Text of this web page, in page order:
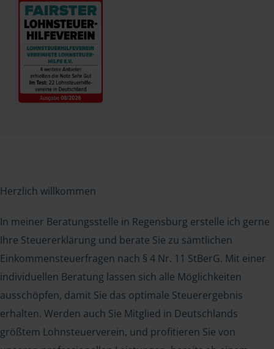
Herzlich willkommen
In meiner Beratungsstelle in Regensburg erstelle ich gerne
Ihre Steuererklärung und berate Sie zu sämtlichen
Einkommensteuerfragen nach § 4 Nr. 11 StBerG. Mit einer
individuellen Beratung lassen sich alle Möglichkeiten
ausschöpfen, damit Sie das optimale Steuerergebnis
erhalten. Werden auch Sie Mitglied in Deutschlands
größtem Lohnsteuerverein, und profitieren Sie von